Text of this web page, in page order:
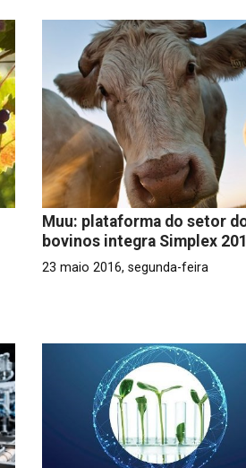
Muu: plataforma do setor
bovinos integra Simplex
23 maio 2016, segunda-feira